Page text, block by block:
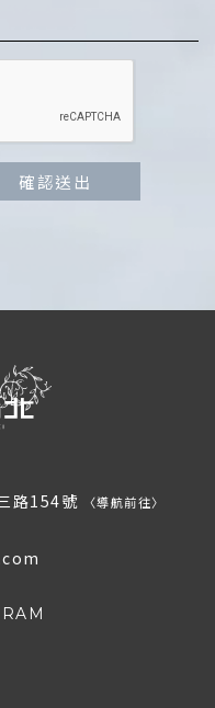
確認送出
路154號 〈導航前往〉